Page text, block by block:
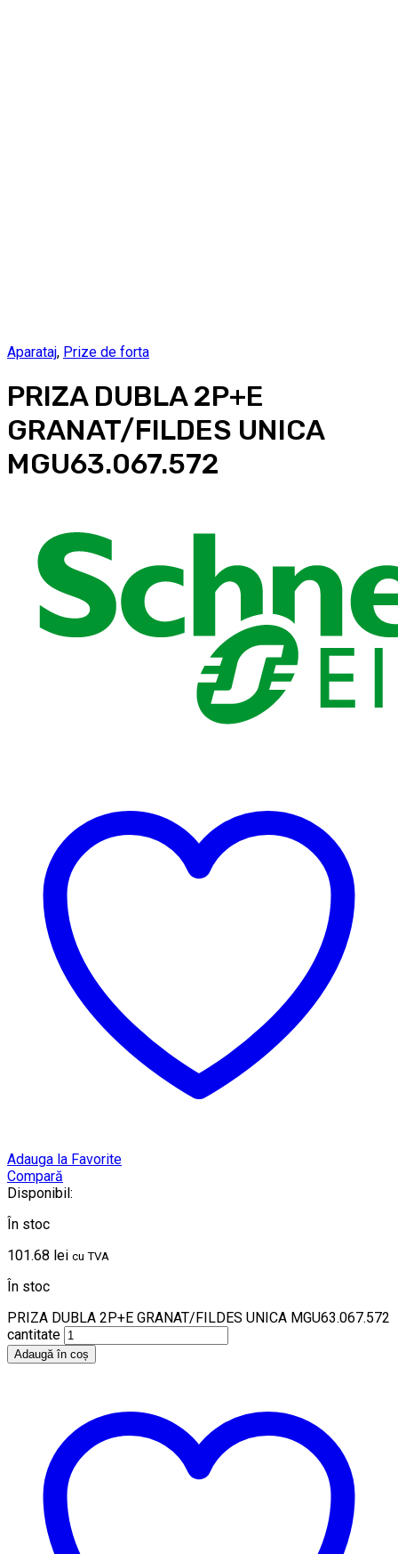
Aparataj, Prize de forta
PRIZA DUBLA 2P+E
GRANAT/FILDES UNICA
MGU63.067.572
Adauga la Favorite
Compară
Disponibil:
În stoc
101.68 lei cu TVA
În stoc
PRIZA DUBLA 2P+E GRANAT/FILDES UNICA MGU63.067.572
cantitate
Adaugă în coș